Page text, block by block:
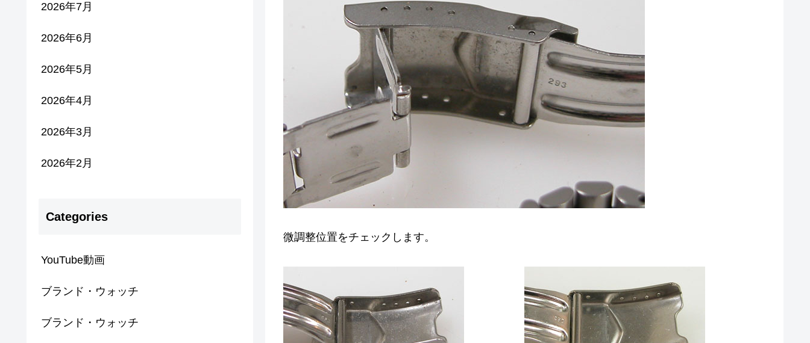
微調整位置をチェックします。
2026年7月
2026年6月
2026年5月
2026年4月
2026年3月
2026年2月
Categories
YouTube動画
ブランド・ウォッチ
ブランド・ウォッチ